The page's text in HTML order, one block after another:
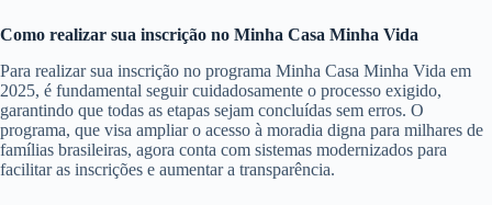
Como realizar sua inscrição no Minha Casa Minha Vida
Para realizar sua inscrição no programa Minha Casa Minha Vida em
2025, é fundamental seguir cuidadosamente o processo exigido,
garantindo que todas as etapas sejam concluídas sem erros. O
programa, que visa ampliar o acesso à moradia digna para milhares de
famílias brasileiras, agora conta com sistemas modernizados para
facilitar as inscrições e aumentar a transparência.